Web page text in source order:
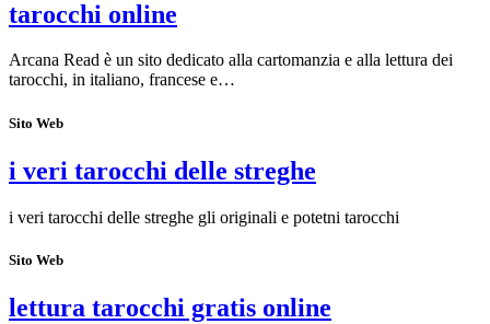
tarocchi online
Arcana Read è un sito dedicato alla cartomanzia e alla lettura dei
tarocchi, in italiano, francese e…
Sito Web
i veri tarocchi delle streghe
i veri tarocchi delle streghe gli originali e potetni tarocchi
Sito Web
lettura tarocchi gratis online